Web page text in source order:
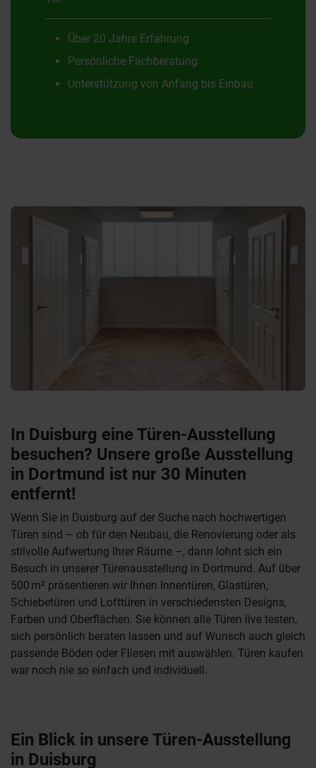
Über 20 Jahre Erfahrung
Persönliche Fachberatung
Unterstützung von Anfang bis Einbau
In Duisburg eine Türen-Ausstellung
besuchen? Unsere große Ausstellung
in Dortmund ist nur 30 Minuten
entfernt!
Wenn Sie in Duisburg auf der Suche nach hochwertigen
Türen sind – ob für den Neubau, die Renovierung oder als
stilvolle Aufwertung Ihrer Räume –, dann lohnt sich ein
Besuch in unserer Türenausstellung in Dortmund. Auf über
500 m² präsentieren wir Ihnen Innentüren, Glastüren,
Schiebetüren und Lofttüren in verschiedensten Designs,
Farben und Oberflächen. Sie können alle Türen live testen,
sich persönlich beraten lassen und auf Wunsch auch gleich
passende Böden oder Fliesen mit auswählen. Türen kaufen
war noch nie so einfach und individuell.
Ein Blick in unsere Türen-Ausstellung
in Duisburg